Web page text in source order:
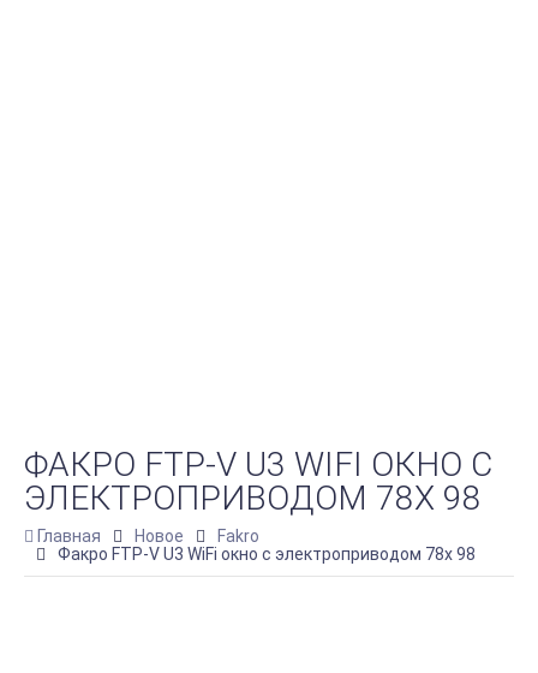
ФАКРО FTP-V U3 WIFI ОКНО С
ЭЛЕКТРОПРИВОДОМ 78Х 98
Главная Новое
Fakro
Факро FTP-V U3 WiFi окно с электроприводом 78х 98